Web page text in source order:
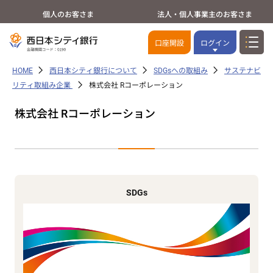
個人のお客さま 法人・個人事業主のお客さま
口座開設 ログイン
HOME 西日本シティ銀行について SDGsへの取組み
サステナビ
リティ取組み企業
株式会社 Rコーポレーション
株式会社 Rコーポレーション
SDGs